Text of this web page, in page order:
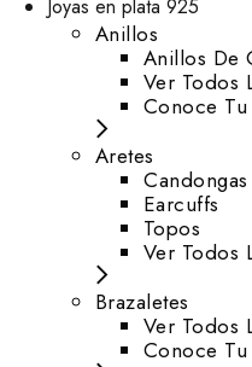
Joyas en plata 925
Anillos
Anillos De
Ver Todos
Conoce
Aretes
⁠Candongas
Earcuffs
Topos
Ver Todos
Brazaletes
Ver Todos
Conoce Tu